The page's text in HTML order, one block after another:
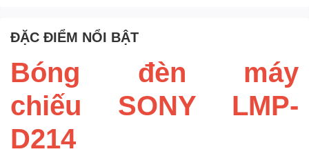
ĐẶC ĐIỂM NỔI BẬT
Bóng đèn máy
chiếu SONY LMP-
D214